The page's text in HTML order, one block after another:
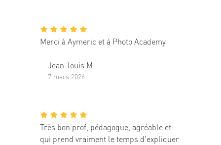
Merci à Aymeric et à Photo Academy
Jean-louis M.
7 mars 2026
Très bon prof, pédagogue, agréable et
qui prend vraiment le temps d'expliquer